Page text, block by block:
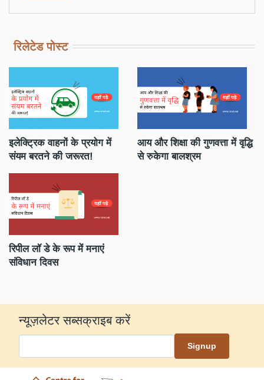
रिलेटेड पोस्ट
इलेक्ट्रिक वाहनों के प्रयोग में
संयम बरतने की जरूरत!
आय और शिक्षा की गुणवत्ता में वृद्धि
से रुकेगा बालश्रम
रिपील लॉ डे के रूप में मनाएं
संविधान दिवस
न्यूज़लेटर सब्सक्राइब करें